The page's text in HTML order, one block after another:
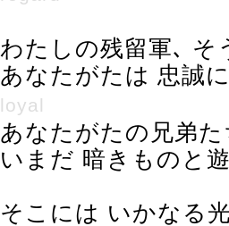
わたしの残留軍､ そ
あなたがたは 忠
loyal
あなたがたの兄弟
いまだ 暗きものと
そこには いかなる